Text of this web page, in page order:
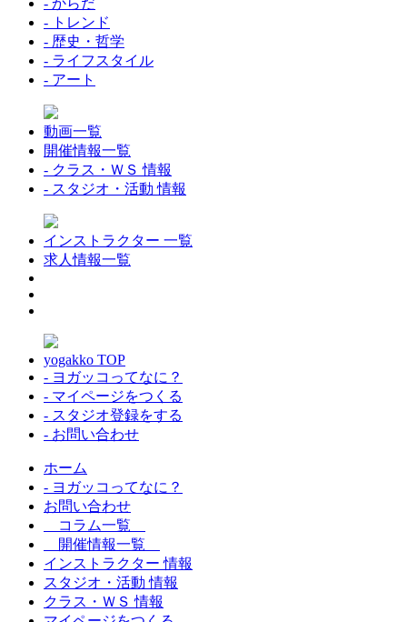
- からだ
- トレンド
- 歴史・哲学
- ライフスタイル
- アート
動画一覧
開催情報一覧
- クラス・ＷＳ 情報
- スタジオ・活動 情報
インストラクター 一覧
求人情報一覧
yogakko TOP
- ヨガッコってなに？
- マイページをつくる
- スタジオ登録をする
- お問い合わせ
ホーム
- ヨガッコってなに？
お問い合わせ
コラム一覧
開催情報一覧
インストラクター 情報
スタジオ・活動 情報
クラス・ＷＳ 情報